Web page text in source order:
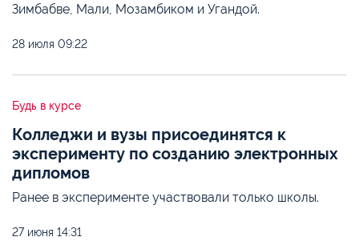
Зимбабве, Мали, Мозамбиком и Угандой.
28 июля 09:22
Будь в курсе
Колледжи и вузы присоединятся к
эксперименту по созданию электронных
дипломов
Ранее в эксперименте участвовали только школы.
27 июня 14:31